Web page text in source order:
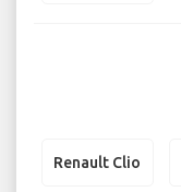
Renault Clio